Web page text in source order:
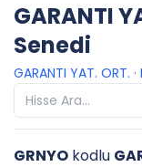
GARANTI
Senedi
GARANTI YAT. ORT. ·
GRNYO kodlu